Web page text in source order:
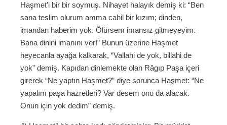
Haşmet’i bir bir soymuş. Nihayet halayık demiş ki: “Ben
sana teslim olurum amma cahil bir kızım; dinden,
imandan haberim yok. Ölürsem imansız gitmeyeyim.
Bana dinini imanını ver!” Bunun üzerine Haşmet
heyecanla ayağa kalkarak, “Vallahi de yok, billahi de
yok” demiş. Kapıdan dinlemekte olan Râgıp Paşa içeri
girerek “Ne yaptın Haşmet?” diye sorunca Haşmet: “Ne
yapalım paşa hazretleri? Var desem onu da alacak.
Onun için yok dedim” demiş.